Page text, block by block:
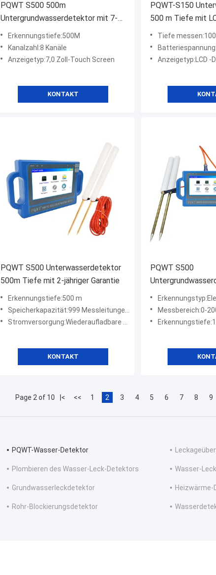
PQWT S500 500m
Untergrundwasserdetektor mit 7-
Zoll-Touchscreen
Erkennungstiefe:500M
Kanalzahl:8 Kanäle
Anzeigetyp:7,0 Zoll-Touch Screen
KONTAKT
PQWT-S150
500 m Tiefe mit
Tiefe messen:100
Anzeigetyp:LCD -
PQWT S500 Unterwasserdetektor
500m Tiefe mit 2-jähriger Garantie
Erkennungstiefe:500 m
Speicherkapazität:999 Messleitungen, 999 Punkte/Linie
Stromversorgung:Wiederaufladbare Lithiumbatterie
KONTAKT
PQWT S500
Tiefe
Messbereich:0-
Page 2 of 10 |< << 1 2 3 4 5 6 7 8 9
PQWT-Wasser-Detektor
Plombieren des Wasser-Leck-Detektors Wasser-
Grundwasserleckdetektor
Rohr-Blockierungsdetektor